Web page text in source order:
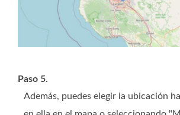
Paso 5.
Además, puedes elegir la ubicación